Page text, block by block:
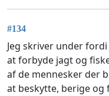
#134
Jeg skriver under
at forbyde jagt og
af de mennesker der
at beskytte, berige